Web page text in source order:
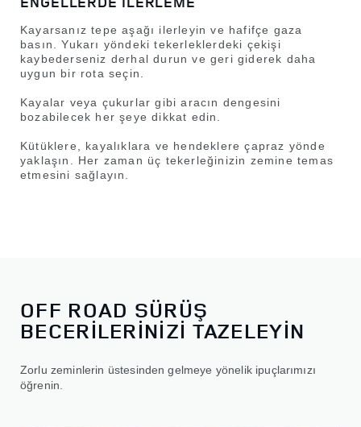
Kayarsanız tepe aşağı ilerleyin ve hafifçe gaza
basın. Yukarı yöndeki tekerleklerdeki çekişi
kaybederseniz derhal durun ve geri giderek daha
uygun bir rota seçin.
Kayalar veya çukurlar gibi aracın dengesini
bozabilecek her şeye dikkat edin.
Kütüklere, kayalıklara ve hendeklere çapraz yönde
yaklaşın. Her zaman üç tekerleğinizin zemine temas
etmesini sağlayın.
OFF ROAD SÜRÜŞ
BECERİLERİNİZİ TAZELEYİN
Zorlu zeminlerin üstesinden gelmeye yönelik ipuçlarımızı
öğrenin.